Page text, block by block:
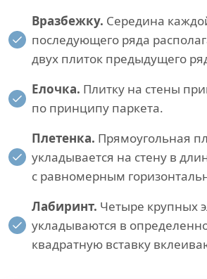
Вразбежку. Середина
последующего ряда
двух плиток предыдущего
Елочка. Плитку на стены
по принципу паркета.
Плетенка. Прямоугольная
укладывается на стену в
с равномерным
Лабиринт. Четыре крупных
укладываются в
квадратную вставку